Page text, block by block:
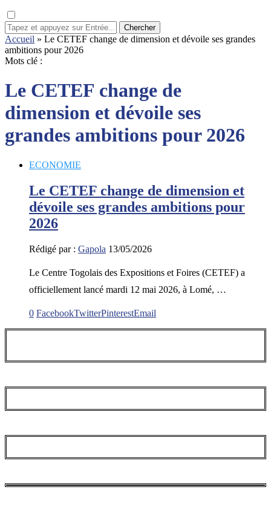
Chercher
Accueil » Le CETEF change de dimension et dévoile ses grandes
ambitions pour 2026
Mots clé :
Le CETEF change de
dimension et dévoile ses
grandes ambitions pour 2026
ECONOMIE
Le CETEF change de dimension et
dévoile ses grandes ambitions pour
2026
Rédigé par : Gapola 13/05/2026
Le Centre Togolais des Expositions et Foires (CETEF) a
officiellement lancé mardi 12 mai 2026, à Lomé, …
0 FacebookTwitterPinterestEmail